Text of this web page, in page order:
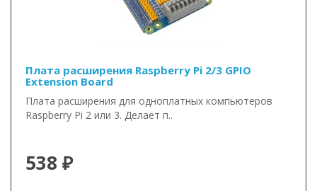
Плата расширения Raspberry Pi 2/3 GPIO
Extension Board
Плата расширения для одноплатных компьютеров
Raspberry Pi 2 или 3. Делает п..
538 ₽